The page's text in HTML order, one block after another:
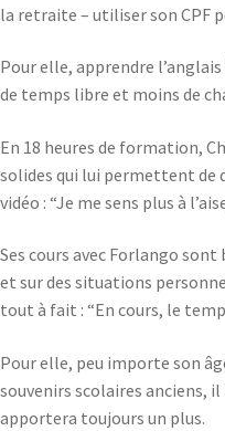
la retraite – utiliser son CPF
Pour elle, apprendre
de temps libre et moins de
En 18 heures de formation,
solides qui lui permettent de
vidéo : “Je me sens plus à
Ses cours avec Forlango sont
et sur des situations
tout à fait : “En cours, le
Pour elle, peu importe son
souvenirs scolaires anciens,
apportera toujours un plus.